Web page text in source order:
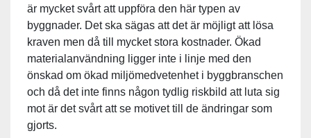
är mycket svårt att uppföra den här typen av
byggnader. Det ska sägas att det är möjligt att lösa
kraven men då till mycket stora kostnader. Ökad
materialanvändning ligger inte i linje med den
önskad om ökad miljömedvetenhet i byggbranschen
och då det inte finns någon tydlig riskbild att luta sig
mot är det svårt att se motivet till de ändringar som
gjorts.